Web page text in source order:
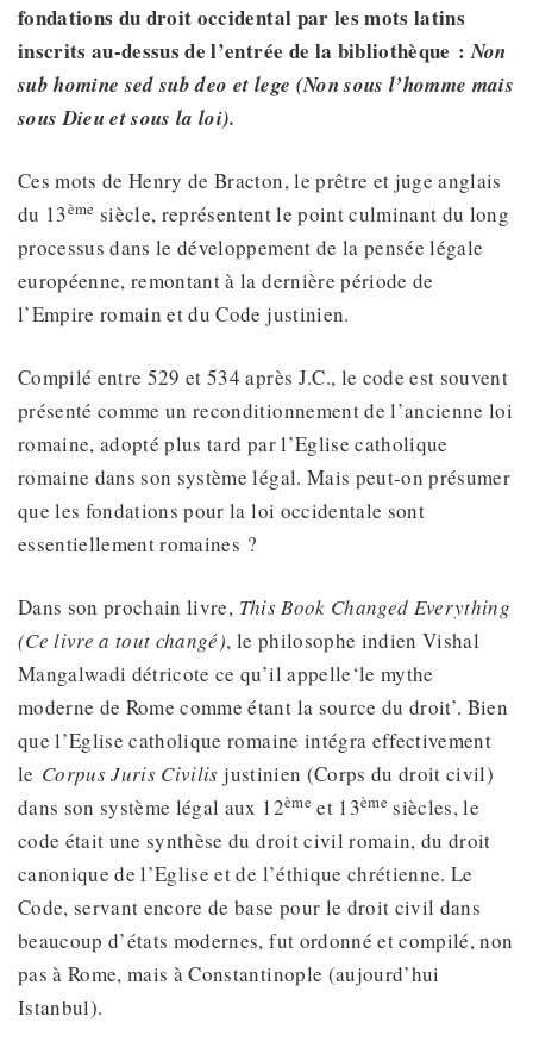
fondations du droit occidental par les mots latins
inscrits au-dessus de l’entrée de la bibliothèque :Non
sub homine sed sub deo et lege (Non sous l’homme mais
sous Dieu et sous la loi).
Ces mots de Henry de Bracton, le prêtre et juge anglais
du 13ème siècle, représentent le point culminant du long
processus dans le développement de la pensée légale
européenne, remontant à la dernière période de
l’Empire romain et du Code justinien.
Compilé entre 529 et 534 après J.C., le code est souvent
présenté comme un reconditionnement de l’ancienne loi
romaine, adopté plus tard par l’Eglise catholique
romaine dans son système légal. Mais peut-on présumer
que les fondations pour la loi occidentale sont
essentiellement romaines ?
Dans son prochain livre, This Book Changed Everything
(Ce livre a tout changé), le philosophe indien Vishal
Mangalwadi détricote ce qu’il appelle‘le mythe
moderne de Rome comme étant la source du droit’. Bien
que l’Eglise catholique romaine intégra effectivement
le Corpus Juris Civilisjustinien (Corps du droit civil)
dans son système légal aux 12ème et 13ème siècles, le
code était une synthèse du droit civil romain, du droit
canonique de l’Eglise et de l’éthique chrétienne. Le
Code, servant encore de base pour le droit civil dans
beaucoup d’états modernes, fut ordonné et compilé, non
pas à Rome, mais à Constantinople (aujourd’hui
Istanbul).